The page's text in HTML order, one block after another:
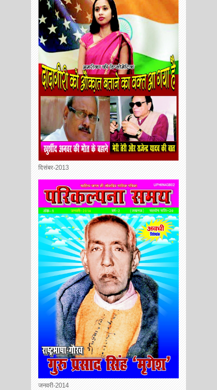
दिसंबर-2013
जनवरी-2014